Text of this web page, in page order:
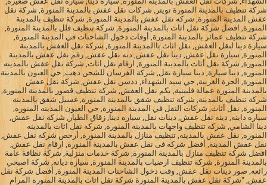
شركة تنظيف بالمدينة المنورة تويتر, شركات نقل عفش بالمدينة المنورة, شركة نقل
عفش المدينة المنورة, شركه نقل عفش بالمدينة المنورة, شركة تنظيف بالمدينة
المنورة, افضل شركة نقل اثاث بالمدينة المنورة, شركة تنظيف فلل بالمدينة المنورة,
شركة تنظيف عمائر بالمدينة المنورة, أوقات دخول الشاحنات في المدينة المنورة,
سيارة دينا لنقل العفش, نقل اثاث باالمدينة المنورة, شركة نقل العفش بالمدينة
المنورة, سيارة نقل عفش, دينا نقل عفش, دنه نقل عفش, رقم نقل عفش بالمدينة
المنورة, شركة نقل أثاث بالمدينة المنورة, ارقام نقل اثاث, شركة نقل عفش بالمدينه
المنوره, دينا سيارة, دينا سيارة نقل, شركة الفرسان للشحن دهب, حي العيون بالمدينة
المنورة, الحرة الغربية, حي سيد الشهداء, ددسن نقل عفش, شركة نقل عفش
بالمدينة المنورة عمالة فلبينية, بكم نقل العفش, شركة تنظيف قصور بالمدينة المنورة,
شركة تنظيف بالمدينة, شركة تنظيف شقق بالمدينة المنورة, غسيل شقق بالمدينة
المنورة, نقل أثاث, شركات النقل في المدينة المنورة, حي العيون المدينه المنوره,
سياره داينه, دينه نقل عفش, دينات نقل, سياره دينا, زقاق الطيار, شركة نقل عفش,
دينا الشامي, شركة تنظيف واجهات بالمدينة المنورة, شركه نقل اثاث بالمدينه
المنوره, نقل عفش بالمدينه, تنظيف منازل بالمدينة المنورة, أرخص شركة نقل عفش,
نقل عفش المدينة, أفضل شركة فى نقل عفش بالمدينة المنورة, ارقام نقل عفش,
افضل شركة تنظيف منازل بالمدينة المنورة, شركة خدمات منزلية, شركة نظافة عامة
بالمدينة المنورة, شركة تنظيف ارضيات بالمدينة المنورة, سياره ديانه, شركة اصبحي
رائعه, صور دينات نقل عفش, وقت دخول الشاحنات المدينة المنورة, أفضل شركة نقل
عفش, "شركة نقل عفش بالمدينة المنورة شركة نقل اثاث بالمدينة المنوره المرام